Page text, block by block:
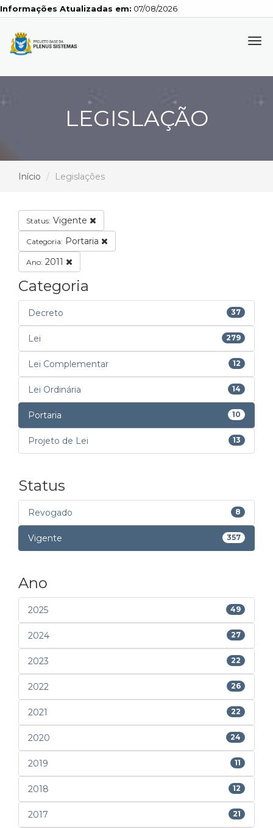
Atualizadas em: 07/08/2026
LEGISLAÇÃO
Início Legislações
Status: Vigente
Categoria: Portaria
Ano: 2011
Categoria
Decreto 37
Lei 279
Lei Complementar 12
Lei Ordinária 14
Portaria 10
Projeto de Lei 13
Status
Revogado 8
Vigente 357
Ano
2025 49
2024 27
2023 22
2022 26
2021 22
2020 24
2019 11
2018 12
2017 21